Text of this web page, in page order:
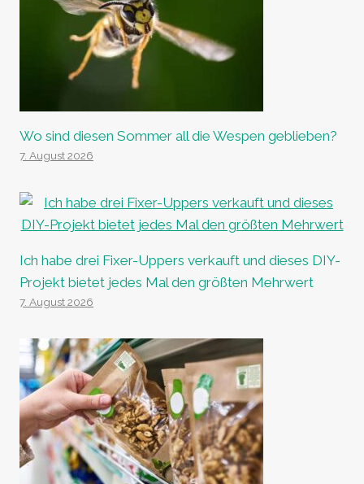
Wo sind diesen Sommer all die Wespen geblieben?
7. August 2026
Ich habe drei Fixer-Uppers verkauft und dieses DIY-
Projekt bietet jedes Mal den größten Mehrwert
7. August 2026